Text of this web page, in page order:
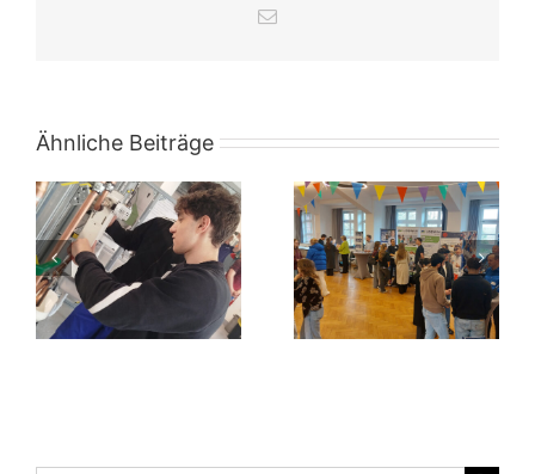
E-
Ähnliche Beiträge